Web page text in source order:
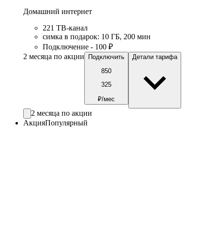
Домашний интернет
221 ТB-канал
симка в подарок: 10 ГБ, 200 мин
Подключение - 100 ₽
2 месяца по акции
Подключить
850
325
₽/мес
Детали тарифа
2 месяца по акции
АкцияПопулярный